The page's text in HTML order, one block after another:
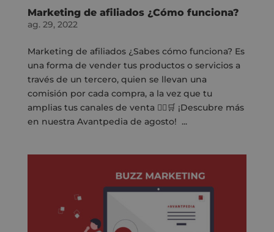
Marketing de afiliados ¿Cómo funciona?
ag. 29, 2022
Marketing de afiliados ¿Sabes cómo funciona? Es
una forma de vender tus productos o servicios a
través de un tercero, quien se llevan una
comisión por cada compra, a la vez que tu
amplias tus canales de venta 🙋‍♀️🛒 ¡Descubre más
en nuestra Avantpedia de agosto! ...